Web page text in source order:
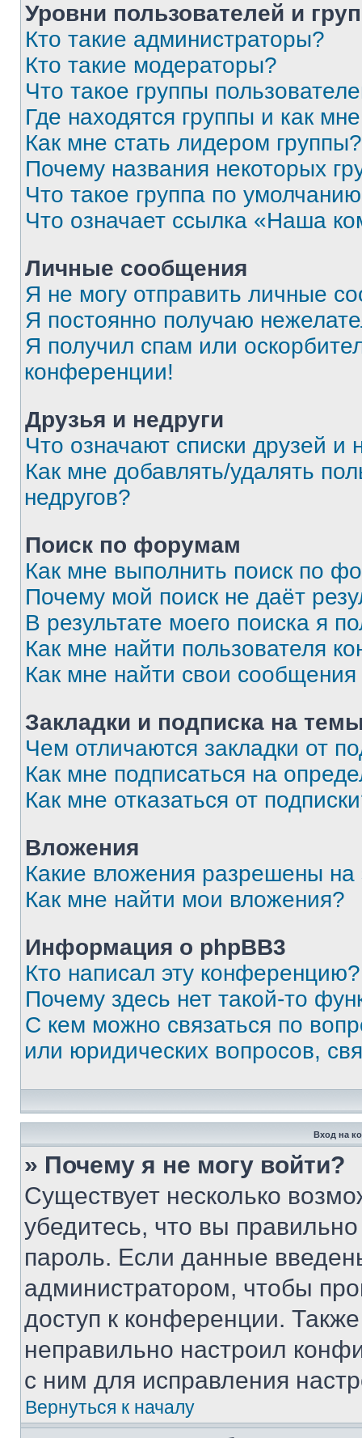
Уровни пользователей и
Кто такие администраторы?
Кто такие модераторы?
Что такое группы
Где находятся группы и как
Как мне стать лидером группы?
Почему названия некоторых
Что такое группа по
Что означает ссылка «Наша
Личные сообщения
Я не могу отправить личные
Я постоянно получаю
Я получил спам или
конференции!
Друзья и недруги
Что означают списки друзей и
Как мне добавлять/удалять
недругов?
Поиск по форумам
Как мне выполнить поиск по
Почему мой поиск не даёт
В результате моего поиска я
Как мне найти пользователя
Как мне найти свои
Закладки и подписка на
Чем отличаются закладки от
Как мне подписаться на
Как мне отказаться от
Вложения
Какие вложения разрешены
Как мне найти мои вложения?
Информация о phpBB3
Кто написал эту конференцию?
Почему здесь нет такой-то
С кем можно связаться по
или юридических вопросов,
Вход на
» Почему я не могу войти?
Существует несколько
убедитесь, что вы
пароль. Если данные
администратором, чтобы
доступ к конференции.
неправильно настроил
с ним для исправления
Вернуться к началу